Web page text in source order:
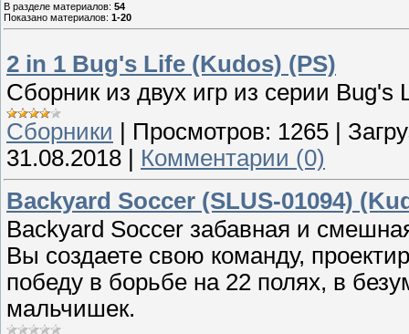
В разделе материалов: 54
Показано материалов: 1-20
2 in 1 Bug's Life (Kudos) (PS)
Сборник из двух игр из серии Bug's
Сборники | Просмотров: 1265 |
31.08.2018 | Комментарии (0)
Backyard Soccer (SLUS-01094)
Backyard Soccer забавная и
Вы создаете свою команду,
победу в борьбе на 22 полях, в
мальчишек.